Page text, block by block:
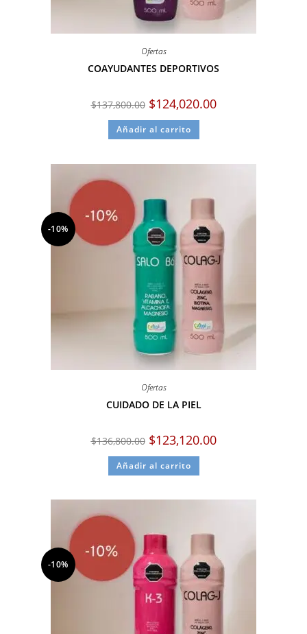
Ofertas
COAYUDANTES DEPORTIVOS
$137,800.00 $124,020.00
Añadir al carrito
-10%
Ofertas
CUIDADO DE LA PIEL
$136,800.00 $123,120.00
Añadir al carrito
-10%